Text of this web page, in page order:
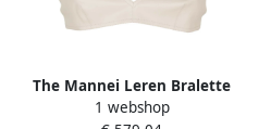
The Mannei Leren Bralette
Beige Dames
1 webshop